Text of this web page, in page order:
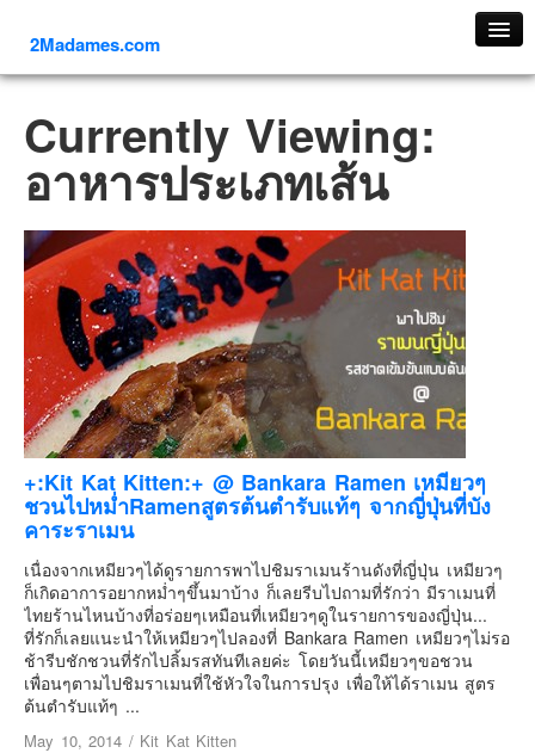
2Madames.com
ภาคเหนือ
ภาคใต้
ภาคกลาง
ภาคตะวันตก
ภาคอีสาน
ทริปต่างประเทศ
ยุโรป
รัสเซีย
อิตาลี
ตุรกี-ตุรเคีย
เยอรมัน
ฝรั่งเศส
ออสเตรีย
สาธารณรัฐเช็ก
ฮังการี
Currently Viewing:
อาหารประเภทเส้น
+:Kit Kat Kitten:+ @ Bankara Ramen เหมียวๆ
ชวนไปหม่ำRamenสูตรต้นตำรับแท้ๆ จากญี่ปุ่นที่บัง
คาระราเมน
เนื่องจากเหมียวๆได้ดูรายการพาไปชิมราเมนร้านดังที่ญี่ปุ่น เหมียวๆ
ก็เกิดอาการอยากหม่ำๆขึ้นมาบ้าง ก็เลยรีบไปถามที่รักว่า มีราเมนที่
ไทยร้านไหนบ้างที่อร่อยๆเหมือนที่เหมียวๆดูในรายการของญี่ปุ่น...
ที่รักก็เลยแนะนำให้เหมียวๆไปลองที่ Bankara Ramen เหมียวๆไม่รอ
ช้ารีบชักชวนที่รักไปลิ้มรสทันทีเลยค่ะ โดยวันนี้เหมียวๆขอชวน
เพื่อนๆตามไปชิมราเมนที่ใช้หัวใจในการปรุง เพื่อให้ได้ราเมน สูตร
ต้นตำรับแท้ๆ ...
May 10, 2014 / Kit Kat Kitten